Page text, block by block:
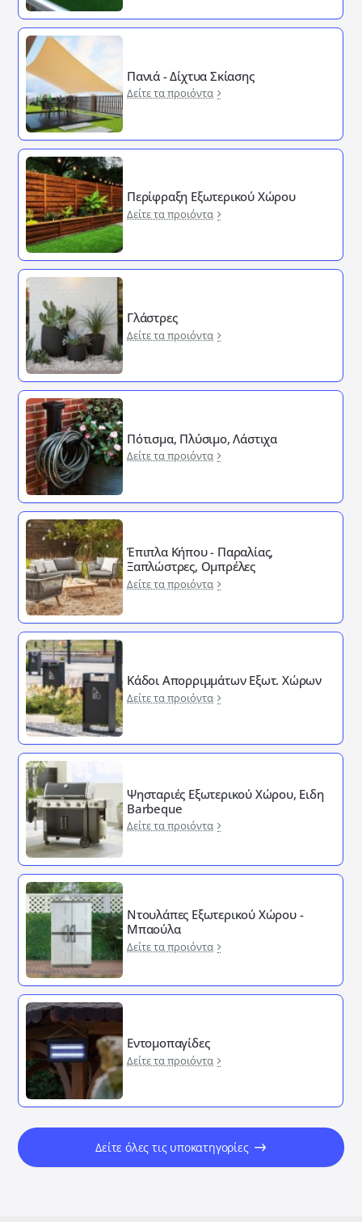
Πανιά - Δίχτυα Σκίασης
Δείτε τα προιόντα
Περίφραξη Εξωτερικού Χώρου
Δείτε τα προιόντα
Γλάστρες
Δείτε τα προιόντα
Πότισμα, Πλύσιμο, Λάστιχα
Δείτε τα προιόντα
Έπιπλα Κήπου - Παραλίας,
Ξαπλώστρες, Ομπρέλες
Δείτε τα προιόντα
Κάδοι Απορριμμάτων Εξωτ. Χώρων
Δείτε τα προιόντα
Ψησταριές Εξωτερικού Χώρου, Ειδη
Barbeque
Δείτε τα προιόντα
Ντουλάπες Εξωτερικού Χώρου -
Μπαούλα
Δείτε τα προιόντα
Εντομοπαγίδες
Δείτε τα προιόντα
Δείτε όλες τις υποκατηγορίες